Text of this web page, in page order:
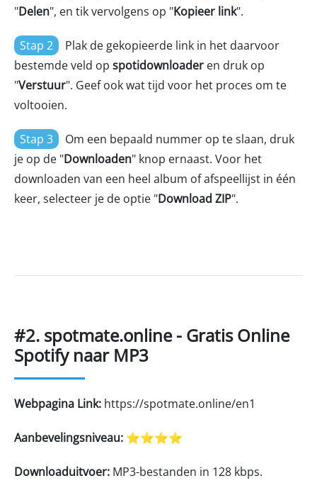
"Delen", en tik vervolgens op "Kopieer link".
Stap 2
Plak de gekopieerde link in het daarvoor
bestemde veld op spotidownloader en druk op
"Verstuur". Geef ook wat tijd voor het proces om te
voltooien.
Stap 3
Om een bepaald nummer op te slaan, druk
je op de "Downloaden" knop ernaast. Voor het
downloaden van een heel album of afspeellijst in één
keer, selecteer je de optie "Download ZIP".
#2. spotmate.online - Gratis Online
Spotify naar MP3
Webpagina Link: https://spotmate.online/en1
Aanbevelingsniveau: ⭐⭐⭐⭐
Downloaduitvoer: MP3-bestanden in 128 kbps.